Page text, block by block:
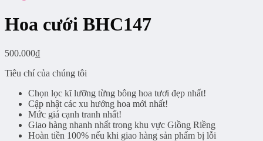
Hoa cưới BHC147
500.000₫
Tiêu chí của chúng tôi
Chọn lọc kĩ lưỡng từng bông hoa tươi đẹp nhất!
Cập nhật các xu hướng hoa mới nhất!
Mức giá cạnh tranh nhất!
Giao hàng nhanh nhất trong khu vực Giồng Riềng
Hoàn tiền 100% nếu khi giao hàng sản phẩm bị lỗi